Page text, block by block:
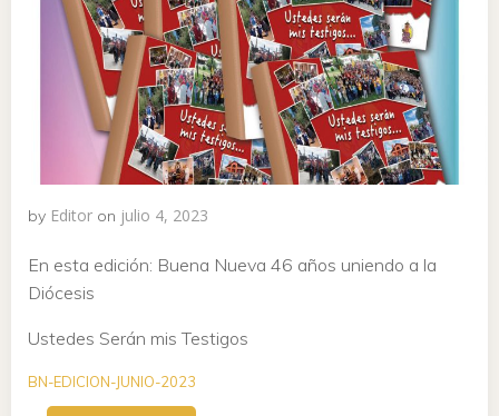
by Editor on julio 4, 2023
En esta edición: Buena Nueva 46 años uniendo a la
Diócesis
Ustedes Serán mis Testigos
BN-EDICION-JUNIO-2023